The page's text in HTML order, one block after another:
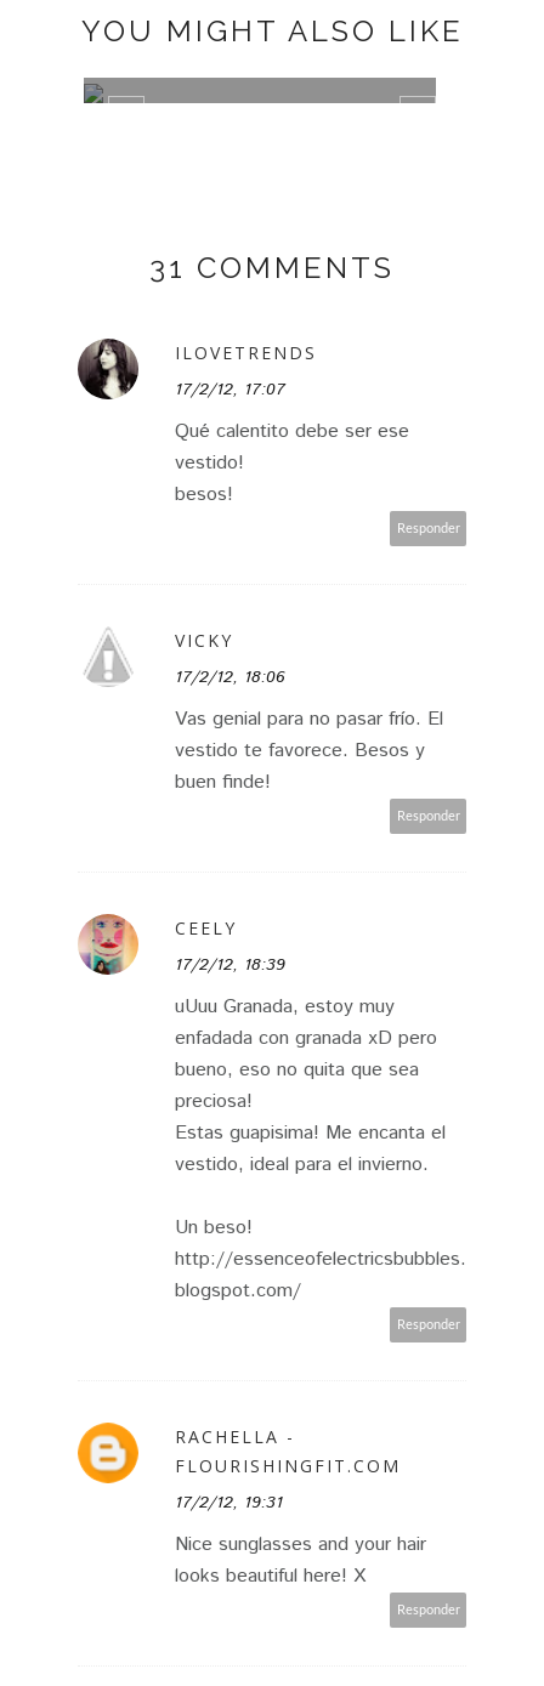
YOU MIGHT ALSO LIKE
31 COMMENTS
ILOVETRENDS
17/2/12, 17:07
Qué calentito debe ser ese
vestido!
besos!
Responder
VICKY
17/2/12, 18:06
Vas genial para no pasar frío. El
vestido te favorece. Besos y
buen finde!
Responder
CEELY
17/2/12, 18:39
uUuu Granada, estoy muy
enfadada con granada xD pero
bueno, eso no quita que sea
preciosa!
Estas guapisima! Me encanta el
vestido, ideal para el invierno.
Un beso!
http://essenceofelectricsbubbles.
blogspot.com/
Responder
RACHELLA -
FLOURISHINGFIT.COM
17/2/12, 19:31
Nice sunglasses and your hair
looks beautiful here! X
Responder